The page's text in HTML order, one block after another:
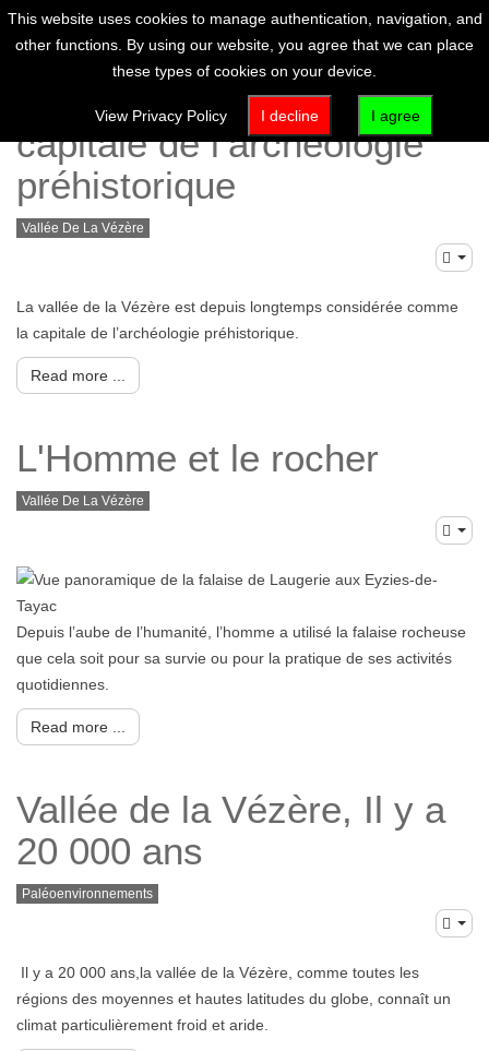
La vallée de la Vézère,
capitale de l’archéologie
préhistorique
Vallée De La Vézère
La vallée de la Vézère est depuis longtemps considérée comme
la capitale de l’archéologie préhistorique.
Read more ...
L'Homme et le rocher
Vallée De La Vézère
Depuis l’aube de l’humanité, l’homme a utilisé la falaise rocheuse
que cela soit pour sa survie ou pour la pratique de ses activités
quotidiennes.
Read more ...
Vallée de la Vézère, Il y a
20 000 ans
Paléoenvironnements
Il y a 20 000 ans,la vallée de la Vézère, comme toutes les
régions des moyennes et hautes latitudes du globe, connaît un
climat particulièrement froid et aride.
This website uses cookies to manage authentication, navigation, and
other functions. By using our website, you agree that we can place
these types of cookies on your device.
View Privacy Policy I decline I agree